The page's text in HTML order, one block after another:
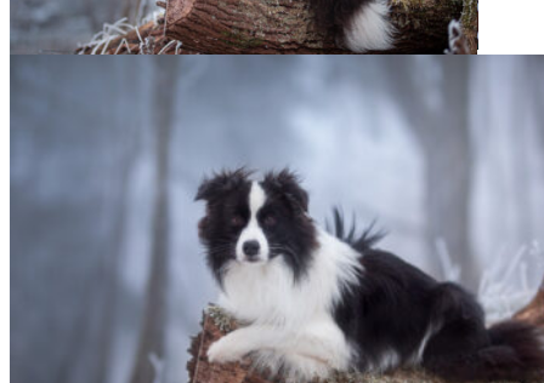
21|01|2022 – Halo, Broad­me­a­dows Halo
26|01|2022 – Fate, Broad­me­a­dows Hig­her Love